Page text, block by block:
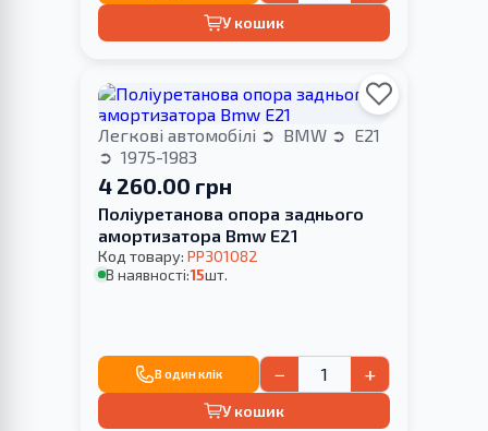
У кошик
Легкові автомобілі BMW
E21
1975-1983
4 260.00 грн
Поліуретанова опора заднього
амортизатора Bmw E21
Код товару: PP301082
В наявності:15шт.
В один клік − +
У кошик